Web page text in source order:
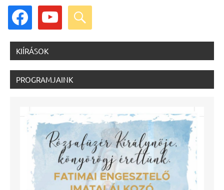
facebook youtube search
KIÍRÁSOK
PROGRAMJAINK